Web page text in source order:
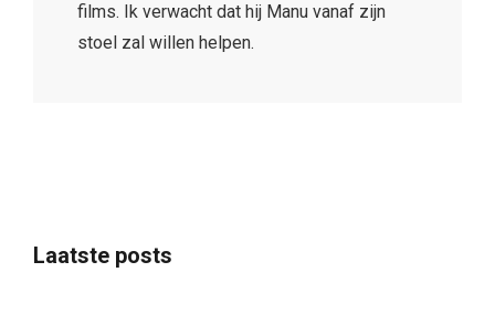
films. Ik verwacht dat hij Manu vanaf zijn
stoel zal willen helpen.
Laatste posts